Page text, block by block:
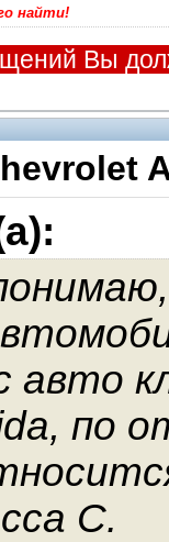
найти!
Вы
авто
по
С.
V.I.P.